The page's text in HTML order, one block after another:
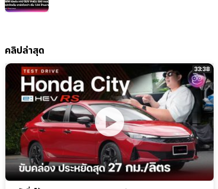
คลิปล่าสุด
33:38